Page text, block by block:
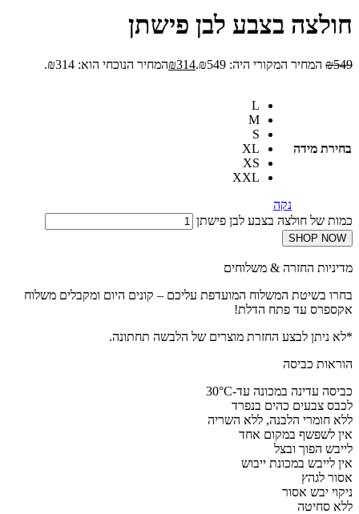
חולצה בצבע לבן פישתן
₪549 המחיר המקורי היה: ₪549. ₪314 המחיר הנוכחי הוא: ₪314.
בחירת מידה
L
M
S
XL
XS
XXL
נקה
כמות של חולצה בצבע לבן פישתן
SHOP NOW
מדיניות החזרה & משלוחים
בחרו בשיטת המשלוח המועדפת עליכם – קונים היום ומקבלים משלוח
אקספרס עד פתח הדלת!
*לא ניתן לבצע החזרת מוצרים של הלבשה תחתונה.
הוראות כביסה
כביסה עדינה במכונה עד-30°C
לכבס צבעים כהים בנפרד
ללא חומרי הלבנה, ללא השריה
אין לשפשף במקום אחד
לייבש הפוך ובצל
אין לייבש במכונת ייבוש
אסור לגהץ
ניקוי יבש אסור
ללא סחיטה